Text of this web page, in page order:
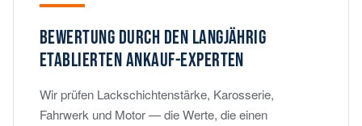
BEWERTUNG DURCH DEN LANGJÄHRIG
ETABLIERTEN ANKAUF-EXPERTEN
Wir prüfen Lackschichtenstärke, Karosserie,
Fahrwerk und Motor — die Werte, die einen